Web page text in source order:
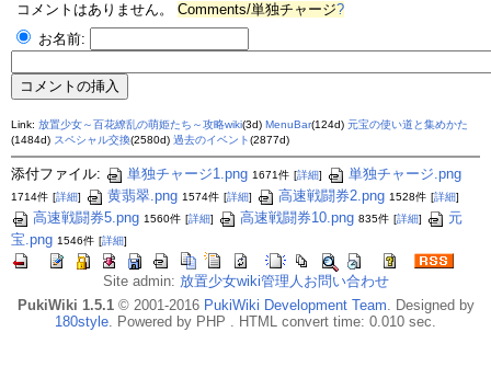
コメントはありません。 Comments/単独チャージ?
お名前:
Link: 放置少女～百花繚乱の萌姫たち～攻略wiki(3d) MenuBar(124d) 元宝の使い道と集めかた
(1484d) スペシャル交換(2580d) 過去のイベント(2877d)
添付ファイル: 単独チャージ1.png 1671件 [詳細] 単独チャージ.png
1714件 [詳細] 黄翡翠.png 1574件 [詳細] 高速戦闘券2.png 1528件 [詳細]
高速戦闘券5.png 1560件 [詳細] 高速戦闘券10.png 835件 [詳細]
元
宝.png 1546件 [詳細]
Site admin: 放置少女wiki管理人お問い合わせ
PukiWiki 1.5.1© 2001-2016 PukiWiki Development Team. Designed by
180style. Powered by PHP . HTML convert time: 0.010 sec.